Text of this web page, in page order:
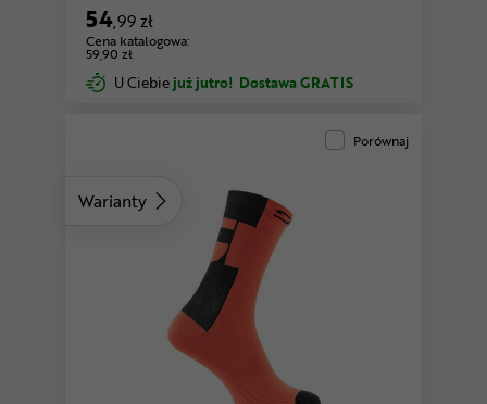
54,99 zł
Cena katalogowa:
59,90 zł
U Ciebie już jutro! Dostawa GRATIS
Warianty
Porównaj